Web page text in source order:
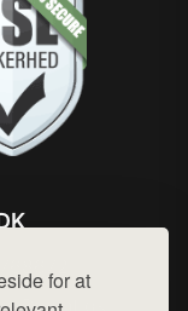
for at